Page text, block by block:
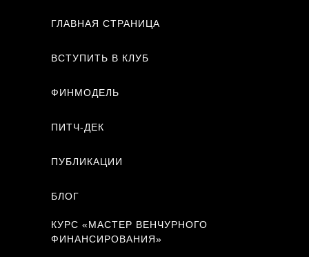
ВСТУПИТЬ В КЛУБ
ПУБЛИКАЦИИ
ГЛАВНАЯ СТРАНИЦА
КУРС «МАСТЕР ВЕНЧУРНОГО
ФИНАНСИРОВАНИЯ»
ФИНМОДЕЛЬ
ПИТЧ-ДЕК
БЛОГ